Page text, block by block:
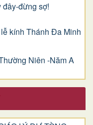
đừng sợ!
kính Thánh Đa Minh
Niên -Năm A